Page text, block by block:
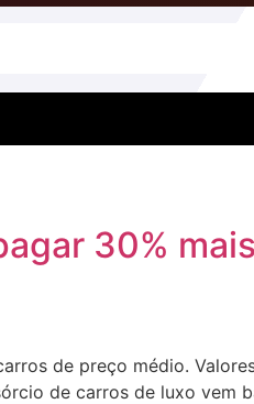
30%
de preço médio.
de carros de luxo vem